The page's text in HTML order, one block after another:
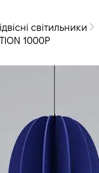
світильники
1000P